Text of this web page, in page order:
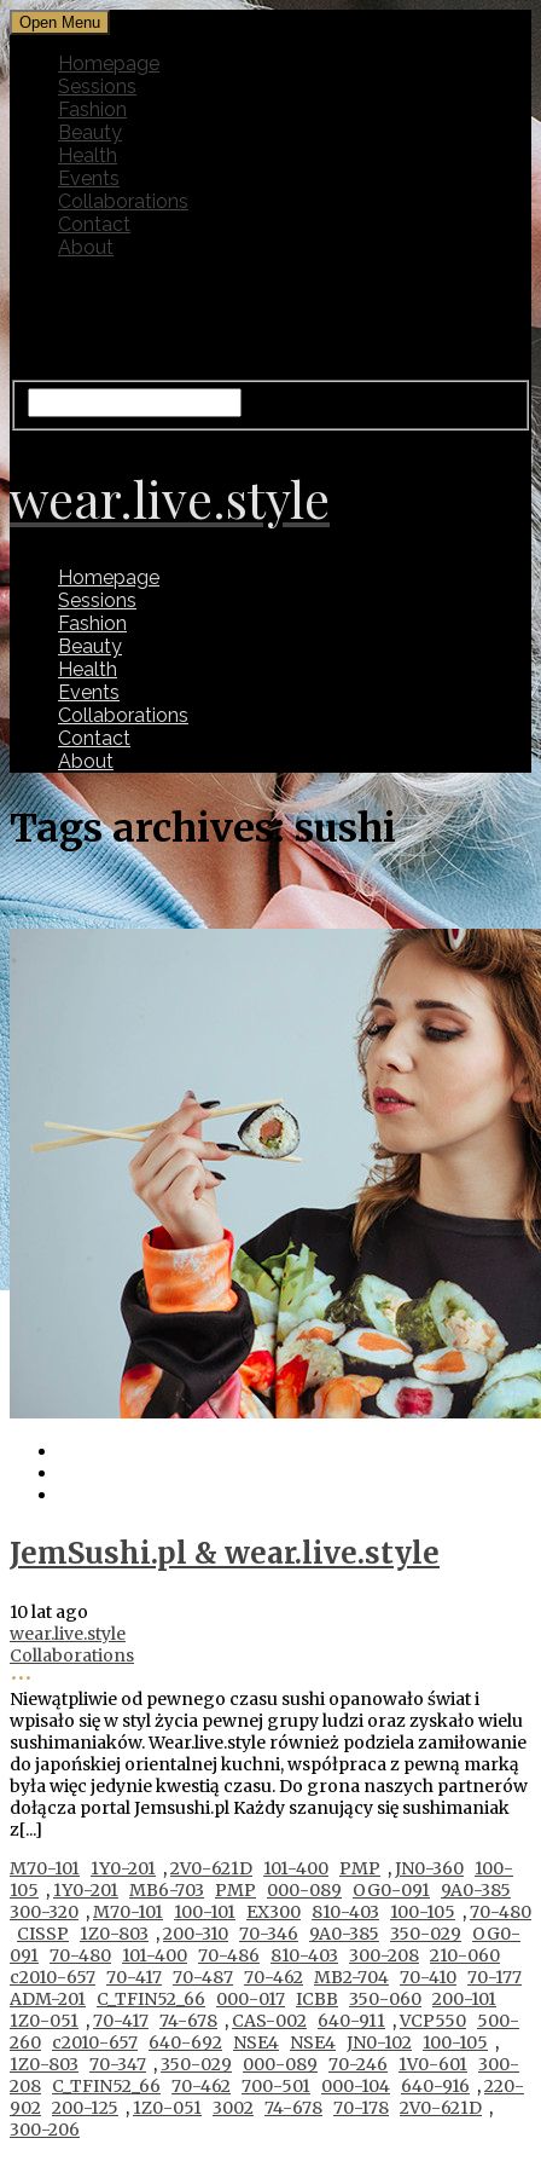
Open Menu
Homepage
Sessions
Fashion
Beauty
Health
Events
Collaborations
Contact
About
wear.live.style
Homepage
Sessions
Fashion
Beauty
Health
Events
Collaborations
Contact
About
Tags archives: sushi
JemSushi.pl & wear.live.style
10 lat ago
wear.live.style
Collaborations
•••
Niewątpliwie od pewnego czasu sushi opanowało świat i
wpisało się w styl życia pewnej grupy ludzi oraz zyskało wielu
sushimaniaków. Wear.live.style również podziela zamiłowanie
do japońskiej orientalnej kuchni, współpraca z pewną marką
była więc jedynie kwestią czasu. Do grona naszych partnerów
dołącza portal Jemsushi.pl Każdy szanujący się sushimaniak
z[...]
M70-101 1Y0-201 ,2V0-621D 101-400 PMP ,JN0-360 100-
105 , 1Y0-201 MB6-703 PMP 000-089 OG0-091 9A0-385
300-320 ,M70-101 100-101 EX300 810-403 100-105 ,70-480
CISSP
1Z0-803 ,200-310 70-346 9A0-385 350-029
OG0-
091 70-480 101-400 70-486 810-403 300-208 210-060
c2010-657 70-417 70-487 70-462 MB2-704 70-410 70-177
ADM-201 C_TFIN52_66 000-017 ICBB 350-060 200-101
1Z0-051 ,70-417 74-678 , CAS-002 640-911 ,VCP550 500-
260 c2010-657 640-692 NSE4 NSE4 JN0-102 100-105 ,
1Z0-803 70-347 ,350-029 000-089 70-246 1V0-601 300-
208 C_TFIN52_66 70-462 700-501 000-104 640-916 ,220-
902 200-125 , 1Z0-051 3002 74-678 70-178 2V0-621D ,
300-206